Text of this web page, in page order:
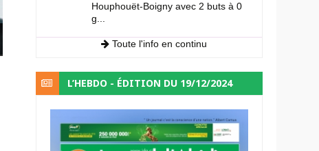
Houphouët-Boigny avec 2 buts à 0
g...
Toute l'info en continu
L’HEBDO - ÉDITION DU 19/12/2024